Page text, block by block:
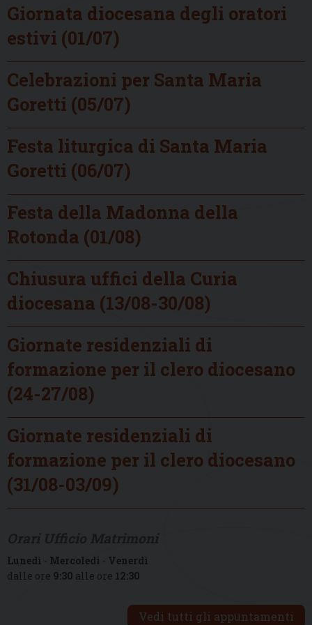
Giornata diocesana degli oratori
estivi (01/07)
Celebrazioni per Santa Maria
Goretti (05/07)
Festa liturgica di Santa Maria
Goretti (06/07)
Festa della Madonna della
Rotonda (01/08)
Chiusura uffici della Curia
diocesana (13/08-30/08)
Giornate residenziali di
formazione per il clero diocesano
(24-27/08)
Giornate residenziali di
formazione per il clero diocesano
(31/08-03/09)
Lunedì - Mercoledì - Venerdì
dalle ore 9:30 alle ore 12:30
Vedi tutti gli appuntamenti